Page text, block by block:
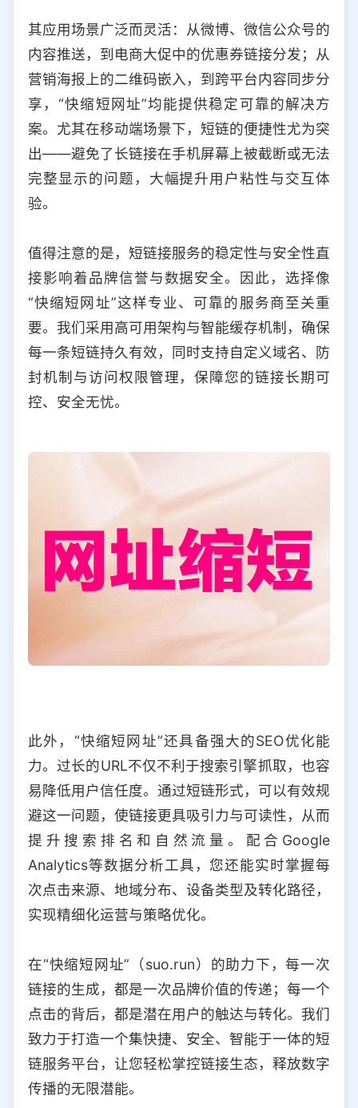
其应用场景广泛而灵活：从微博、微信公众号的
内容推送，到电商大促中的优惠券链接分发；从
营销海报上的二维码嵌入，到跨平台内容同步分
享，“快缩短网址”均能提供稳定可靠的解决方
案。尤其在移动端场景下，短链的便捷性尤为突
出——避免了长链接在手机屏幕上被截断或无法
完整显示的问题，大幅提升用户粘性与交互体
验。
值得注意的是，短链接服务的稳定性与安全性直
接影响着品牌信誉与数据安全。因此，选择像
“快缩短网址”这样专业、可靠的服务商至关重
要。我们采用高可用架构与智能缓存机制，确保
每一条短链持久有效，同时支持自定义域名、防
封机制与访问权限管理，保障您的链接长期可
控、安全无忧。
此外，“快缩短网址”还具备强大的SEO优化能
力。过长的URL不仅不利于搜索引擎抓取，也容
易降低用户信任度。通过短链形式，可以有效规
避这一问题，使链接更具吸引力与可读性，从而
提升搜索排名和自然流量。配合Google
Analytics等数据分析工具，您还能实时掌握每
次点击来源、地域分布、设备类型及转化路径，
实现精细化运营与策略优化。
在“快缩短网址”（suo.run）的助力下，每一次
链接的生成，都是一次品牌价值的传递；每一个
点击的背后，都是潜在用户的触达与转化。我们
致力于打造一个集快捷、安全、智能于一体的短
链服务平台，让您轻松掌控链接生态，释放数字
传播的无限潜能。